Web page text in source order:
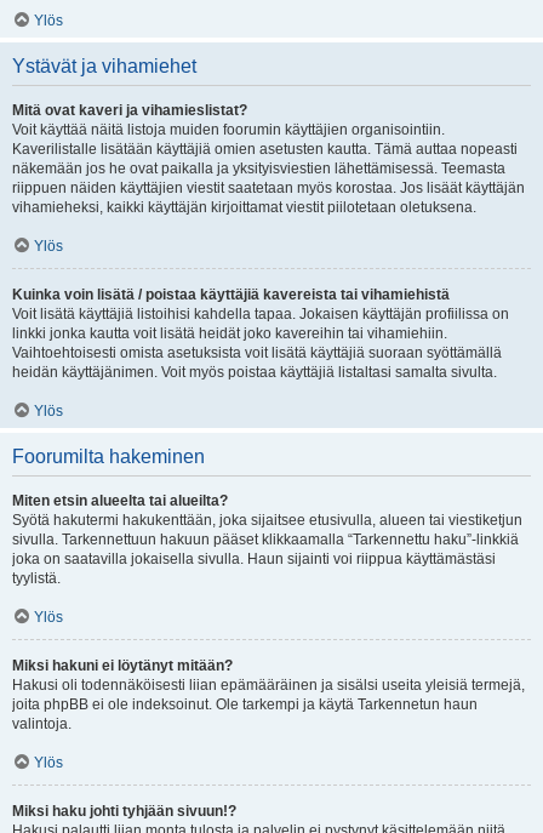
Ylös
Ystävät ja vihamiehet
Mitä ovat kaveri ja vihamieslistat?
Voit käyttää näitä listoja muiden foorumin käyttäjien organisointiin.
Kaverilistalle lisätään käyttäjiä omien asetusten kautta. Tämä auttaa nopeasti
näkemään jos he ovat paikalla ja yksityisviestien lähettämisessä. Teemasta
riippuen näiden käyttäjien viestit saatetaan myös korostaa. Jos lisäät käyttäjän
vihamieheksi, kaikki käyttäjän kirjoittamat viestit piilotetaan oletuksena.
Ylös
Kuinka voin lisätä / poistaa käyttäjiä kavereista tai vihamiehistä
Voit lisätä käyttäjiä listoihisi kahdella tapaa. Jokaisen käyttäjän profiilissa on
linkki jonka kautta voit lisätä heidät joko kavereihin tai vihamiehiin.
Vaihtoehtoisesti omista asetuksista voit lisätä käyttäjiä suoraan syöttämällä
heidän käyttäjänimen. Voit myös poistaa käyttäjiä listaltasi samalta sivulta.
Ylös
Foorumilta hakeminen
Miten etsin alueelta tai alueilta?
Syötä hakutermi hakukenttään, joka sijaitsee etusivulla, alueen tai viestiketjun
sivulla. Tarkennettuun hakuun pääset klikkaamalla “Tarkennettu haku”-linkkiä
joka on saatavilla jokaisella sivulla. Haun sijainti voi riippua käyttämästäsi
tyylistä.
Ylös
Miksi hakuni ei löytänyt mitään?
Hakusi oli todennäköisesti liian epämääräinen ja sisälsi useita yleisiä termejä,
joita phpBB ei ole indeksoinut. Ole tarkempi ja käytä Tarkennetun haun
valintoja.
Ylös
Miksi haku johti tyhjään sivuun!?